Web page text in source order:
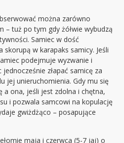
można zarówno
– tuż po tym gdy żółwie wybudzą
Samiec w dość
skorupą w karapaks samicy. Jeśli
podejmuje wyzwanie i
złapać samicę za
jej unieruchomienia. Gdy mu się
a ona, jeśli jest zdolna ichętna,
i pozwala samcowi na kopulację
gwiżdżąco – posapujące
maja i czerwca (5-7 jaj) o